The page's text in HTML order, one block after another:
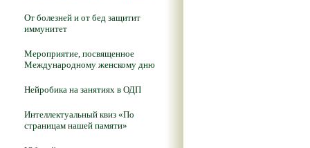
От болезней и от бед защитит
иммунитет
Мероприятие, посвященное
Международному женскому дню
Нейробика на занятиях в ОДП
Интеллектуальный квиз «По
страницам нашей памяти»